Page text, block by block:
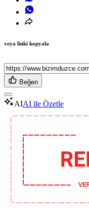
veya linki kopyala
Beğen
AIAI ile Özetle